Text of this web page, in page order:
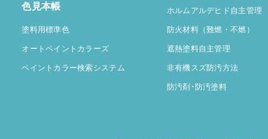
色見本帳
塗料用標準色
オートペイントカラーズ
ペイントカラー検索システム
ホルムアルデヒド自主管理
防火材料（難燃・不燃）
遮熱塗料自主管理
非有機スズ防汚方法
防汚剤･防汚塗料